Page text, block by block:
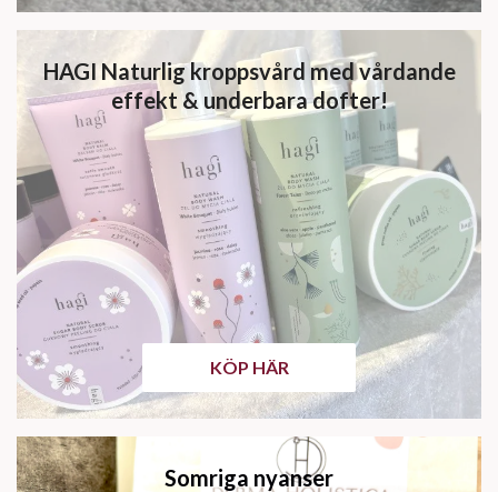
HAGI Naturlig kroppsvård med vårdande
effekt & underbara dofter!
KÖP HÄR
Somriga nyanser